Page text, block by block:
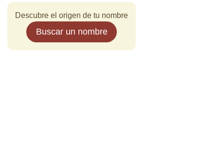
Descubre el origen de tu nombre
Buscar un nombre